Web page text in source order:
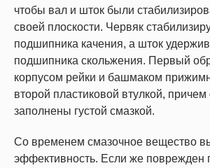
чтобы вал и шток были
своей плоскости. Червяк
подшипника качения, а шток
подшипника скольжения. Первый
корпусом рейки и башмаком
второй пластиковой втулкой,
заполнены густой смазкой.
Со временем смазочное вещество
эффективность. Если же поврежден